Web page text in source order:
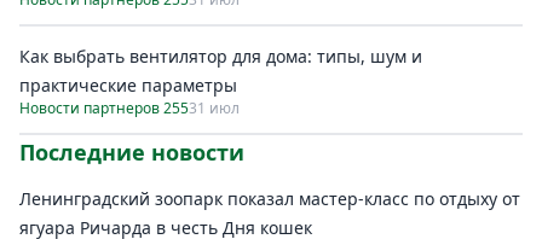
Как выбрать вентилятор для дома: типы, шум и
практические параметры
Новости партнеров 25531 июл
Последние новости
Ленинградский зоопарк показал мастер-класс по отдыху от
ягуара Ричарда в честь Дня кошек